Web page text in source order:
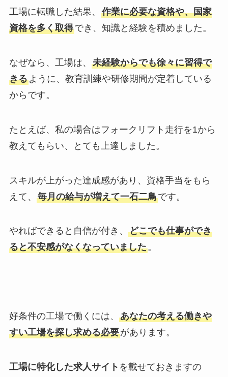
工場に転職した結果、 作業に必要な資格や、国家
資格を多く取得でき、知識と経験を積めました。
なぜなら、工場は、 未経験からでも徐々に習得で
きるように、教育訓練や研修期間が定着している
からです。
たとえば、私の場合はフォークリフト走行を1から
教えてもらい、とても上達しました。
スキルが上がった達成感があり、資格手当をもら
えて、 毎月の給与が増えて一石二鳥です。
やればできると自信が付き、 どこでも仕事ができ
ると不安感がなくなっていました。
好条件の工場で働くには、 あなたの考える働きや
すい工場を探し求める必要があります。
工場に特化した求人サイト を載せておきますの